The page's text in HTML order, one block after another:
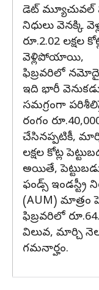
డెట్
నిధులు వెనక్కి
రూ.2.02 లక్షల
వెళ్లిపోయాయి,
ఫిబ్రవరిలో
ఇది భారీ
సమగ్రంగా
రంగం
చేసినప్పటికీ,
లక్షల కోట్ల
అయితే,
ఫండ్స్ ఇండస్ట్రీ
(AUM) మాత్రం
ఫిబ్రవరిలో
విలువ, మార్చి
గమనార్హం.